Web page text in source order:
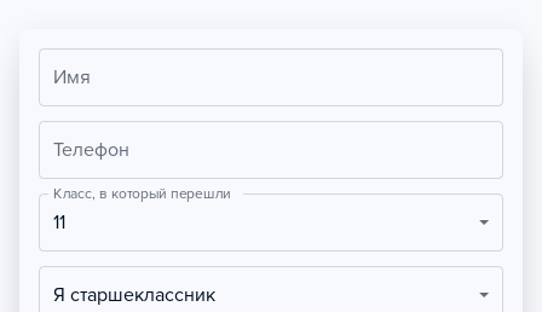
Имя
Телефон
Класс, в который перешли
11
Я старшеклассник